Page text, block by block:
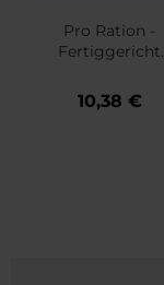
Pro Ration -
Fertiggericht
Äpfeln und Zimt
10,38 €